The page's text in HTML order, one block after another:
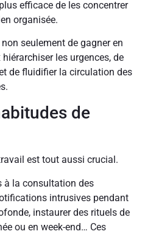
efficace de les concentrer
organisée.
seulement de gagner en
les urgences, de
de fluidifier la circulation des
de
est tout aussi crucial.
à la consultation des
intrusives pendant
instaurer des rituels de
ou en week-end… Ces